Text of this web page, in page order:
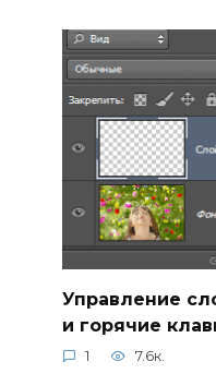
Управление
и горячие
1 7.6к.